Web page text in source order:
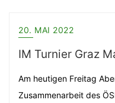
20. MAI 2022
IM Turnier Graz
Am heutigen Freitag
Zusammenarbeit des